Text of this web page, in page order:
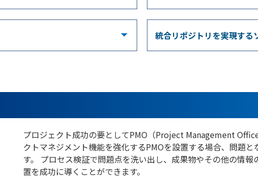
統合リポジトリを実現する
プロジェクト成功の要としてPMO（Project Management
クトマネジメント機能を強化するPMOを設置する場合、問題
す。 プロセス検証で問題点を洗い出し、成果物やその他の情
置を成功に導くことができます。